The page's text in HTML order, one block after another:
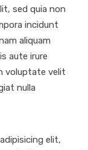
sed quia non
incidunt
aliquam
aute irure
voluptate velit
nulla
elit,